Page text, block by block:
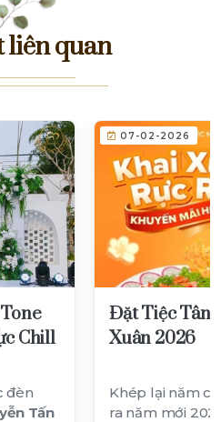
liên quan
Chill
đèn
Tấn
07-02-2026
Đặt Tiệc Tân
Xuân 2026
Khép lại năm
ra năm mới